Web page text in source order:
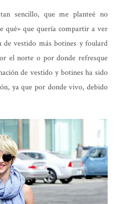
sencillo, que me planteé no
qué» que quería compartir a ver
de vestido más botines y foulard
el norte o por donde refresque
de vestido y botines ha sido
ya que por donde vivo, debido